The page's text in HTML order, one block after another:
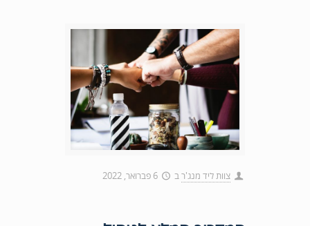
צוות ליד מנג'רב 6 פברואר, 2022